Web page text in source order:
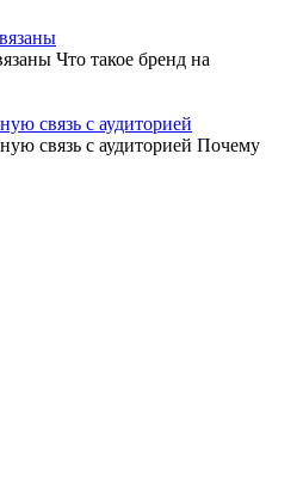
Что такое бренд на
связь с аудиторией
связь с аудиторией Почему